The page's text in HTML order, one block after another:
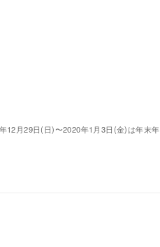
12月29日(日)〜2020年1月3日(金)は年末年